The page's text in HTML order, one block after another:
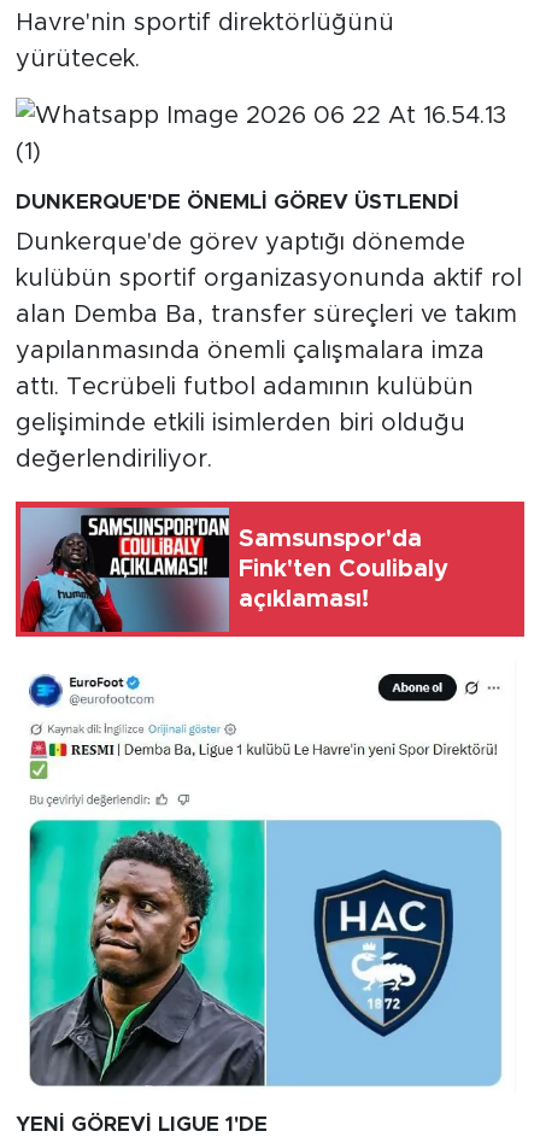
Havre'nin sportif direktörlüğünü
yürütecek.
DUNKERQUE'DE ÖNEMLİ GÖREV ÜSTLENDİ
Dunkerque'de görev yaptığı dönemde
kulübün sportif organizasyonunda aktif rol
alan Demba Ba, transfer süreçleri ve takım
yapılanmasında önemli çalışmalara imza
attı. Tecrübeli futbol adamının kulübün
gelişiminde etkili isimlerden biri olduğu
değerlendiriliyor.
Samsunspor'da
Fink'ten Coulibaly
açıklaması!
YENİ GÖREVİ LIGUE 1'DE